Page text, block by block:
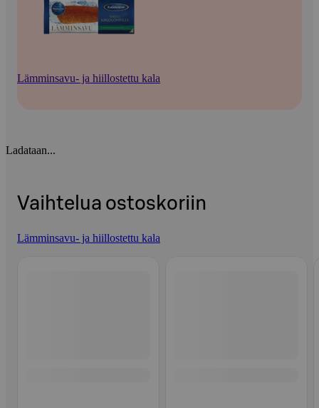
Lämminsavu- ja hiillostettu kala
Ladataan...
Vaihtelua ostoskoriin
Lämminsavu- ja hiillostettu kala